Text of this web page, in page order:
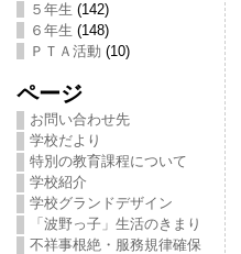
５年生 (142)
６年生 (148)
ＰＴＡ活動 (10)
ページ
お問い合わせ先
学校だより
特別の教育課程について
学校紹介
学校グランドデザイン
「波野っ子」生活のきまり
不祥事根絶・服務規律確保